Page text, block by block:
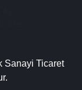
Sanayi Ticaret